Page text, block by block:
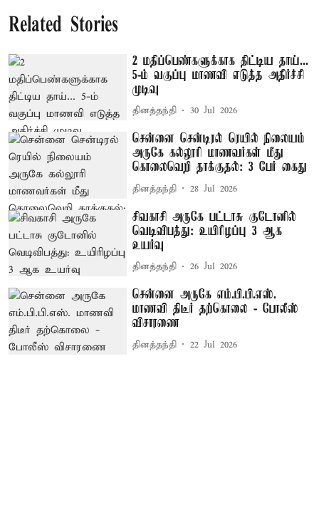
Related Stories
2 மதிப்பெண்களுக்காக திட்டிய தாய்...
5-ம் வகுப்பு மாணவி எடுத்த அதிர்ச்சி
முடிவு
தினத்தந்தி 30 Jul 2026
சென்னை சென்டிரல் ரெயில் நிலையம்
அருகே கல்லூரி மாணவர்கள் மீது
கொலைவெறி தாக்குதல்: 3 பேர் கைது
தினத்தந்தி 28 Jul 2026
சிவகாசி அருகே பட்டாசு குடோனில்
வெடிவிபத்து: உயிரிழப்பு 3 ஆக
உயர்வு
தினத்தந்தி 26 Jul 2026
சென்னை அருகே எம்.பி.பி.எஸ்.
மாணவி திடீர் தற்கொலை - போலீஸ்
விசாரணை
தினத்தந்தி 22 Jul 2026